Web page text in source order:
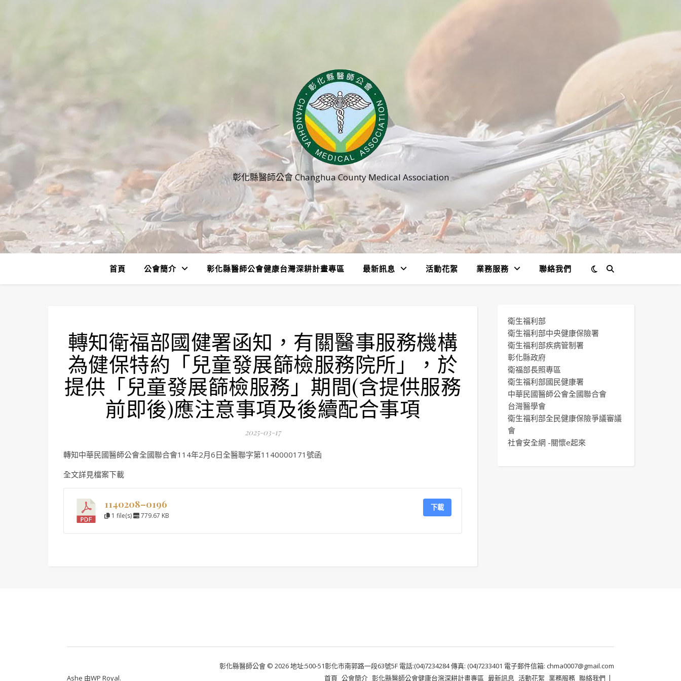
彰化縣醫師公會 Changhua County Medical Association
首頁 公會簡介 彰化縣醫師公會健康台灣深耕計畫專區 最新訊息 活動花絮 業務服務 聯絡我們
轉知衛福部國健署函知，有關醫事服務機構
為健保特約「兒童發展篩檢服務院所」，於
提供「兒童發展篩檢服務」期間(含提供服務
前即後)應注意事項及後續配合事項
2025-03-17
轉知中華民國醫師公會全國聯合會114年2月6日全醫聯字第1140000171號函
全文詳見檔案下載
1140208–0196
1 file(s) 779.67 KB
下載
衛生福利部
衛生福利部中央健康保險署
衛生福利部疾病管制署
彰化縣政府
衛福部長照專區
衛生福利部國民健康署
中華民國醫師公會全國聯合會
台灣醫學會
衛生福利部全民健康保險爭議審議
會
社會安全網 -關懷e起來
彰化縣醫師公會 © 2026 地址:500-51彰化市南郭路一段63號5F 電話:(04)7234284 傳真: (04)7233401 電子郵件信箱: chma0007@gmail.com
首頁 公會簡介 彰化縣醫師公會健康台灣深耕計畫專區 最新訊息 活動花絮 業務服務 聯絡我們
Ashe 由WP Royal.